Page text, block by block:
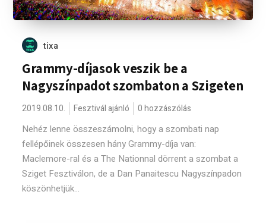
tixa
Grammy-díjasok veszik be a
Nagyszínpadot szombaton a Szigeten
2019.08.10. Fesztivál ajánló 0 hozzászólás
Nehéz lenne összeszámolni, hogy a szombati nap
fellépőinek összesen hány Grammy-díja van:
Maclemore-ral és a The Nationnal dörrent a szombat a
Sziget Fesztiválon, de a Dan Panaitescu Nagyszínpadon
köszönhetjük...